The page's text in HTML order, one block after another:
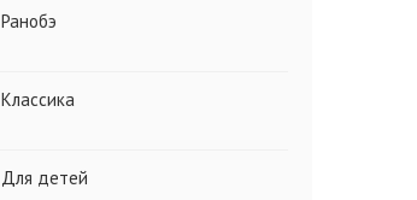
Ранобэ
Классика
Для детей